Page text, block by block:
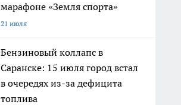
марафоне «Земля спорта»
21 июля
Бензиновый коллапс в
Саранске: 15 июля город встал
в очередях из-за дефицита
топлива